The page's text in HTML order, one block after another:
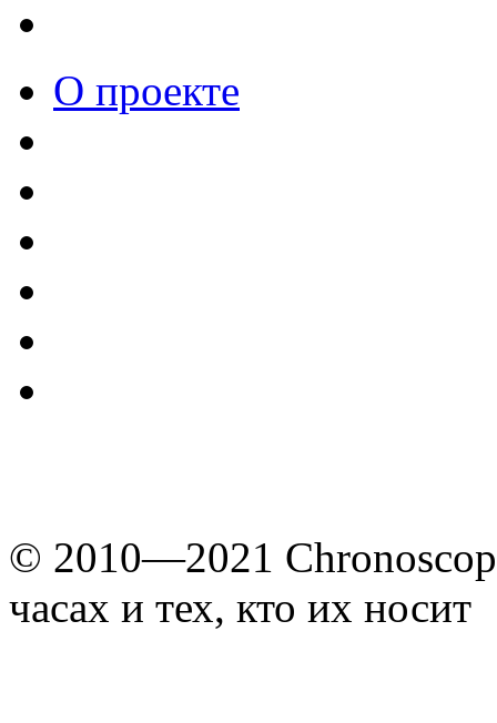
О проекте
© 2010—2021
часах и тех, кто их носит